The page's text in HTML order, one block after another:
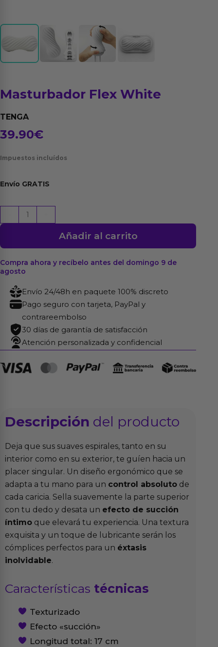
Masturbador Flex White
TENGA
39.90€
Impuestos incluídos
Envío GRATIS
Masturbador
Flex
cantidad
Añadir al carrito
Compra ahora y recíbelo antes del domingo 9 de
agosto
Envío 24/48h en paquete 100% discreto
Pago seguro con tarjeta, PayPal y
contrareembolso
30 días de garantía de satisfacción
Atención personalizada y confidencial
Descripción del producto
Deja que sus suaves espirales, tanto en su
interior como en su exterior, te guíen hacia un
placer singular. Un diseño ergonómico que se
adapta a tu mano para un control absoluto de
cada caricia. Sella suavemente la parte superior
con tu dedo y desata un efecto de succión
íntimo que elevará tu experiencia. Una textura
exquisita y un toque de lubricante serán los
cómplices perfectos para un éxtasis
inolvidable.
Características técnicas
Texturizado
Efecto «succión»
Longitud total: 17 cm